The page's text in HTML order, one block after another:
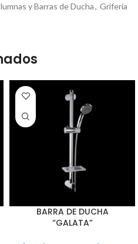
y Barras de Ducha, Grifería
BARRA DE DUCHA
“GALATA”